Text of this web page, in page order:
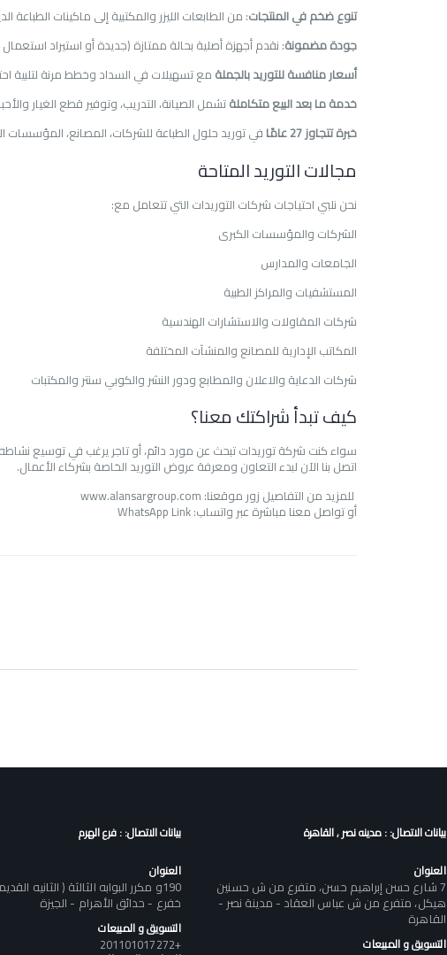
تنوع ضخم في المنتجات: من الطابعات الليزر والمكتبية إلى ماكينات
جودة مضمونة: نقدم أجهزة أصلية بحالة ممتازة (جديدة أو استيراد استعمال
أسعار منافسة للتوريد بالجملة مع تسهيلات في السداد وخطط مرنة لتلبية
خدمة ما بعد البيع متكاملةتشمل الصيانة، التدريب، وتوفير قطع الغيار
خبرة تتجاوز 27 عامًا
في توريد حلول الطباعة للشركات، المصانع، المؤسسات
مجالات التوريد المتاحة
نحن نلبي احتياجات شركات التوريدات التي تتعامل مع:
الشركات والمؤسسات الكبرى
الجامعات والمدارس
المستشفيات والمراكز الطبية
شركات المقاولات والاستشارات الهندسية
المكاتب الإدارية للمصانع والمنشآت المختلفة
شركات الدعاية والاعلان والمطابع ودور النشر والكوبي سنتر والمكتبات
كيف تبدأ شراكتك معنا؟
سواء كنت شركة توريدات تبحث عن مورد دائم، أو تاجر يرغب في توسيع
اتصل بنا الآن لبدء التعاون ومعرفة عروض التوريد الخاصة بشركاء الأعمال.
للمزيد من التفاصيل زور موقعنا: www.alansargroup.com
أو تواصل معنا مباشرة عبر واتساب:WhatsApp Link
بيانات الاتصال: : مدينه نصر , القاهرة
العنوان
7 شارع حسن إبراهيم حسن، متفرع من ش حسنين
هيكل، متفرع من ش عباس العقاد - مدينة نصر -
القاهرة
التسويق و المبيعات
بيانات الاتصال: : فرع الهرم
العنوان
190و مكرر البوابه الثالثة ( الثانيه
خفرع - حدائق الأهرام - الجيزة
التسويق و المبيعات
+201101017272